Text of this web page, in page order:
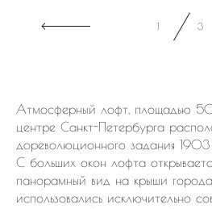
Атмосферный лофт, площадью
центре Санкт-Петербурга
дореволюционного задания 1903
С больших окон лофта
панорамный вид на крыши
использовались исключительно
1 3